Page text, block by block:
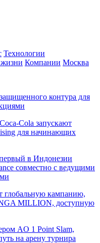
Технологии
Компании Москва
контура для
Cola запускают
для начинающих
в Индонезии
совместно с ведущими
глобальную кампанию,
MILLION, доступную
AO 1 Point Slam,
на арену турнира